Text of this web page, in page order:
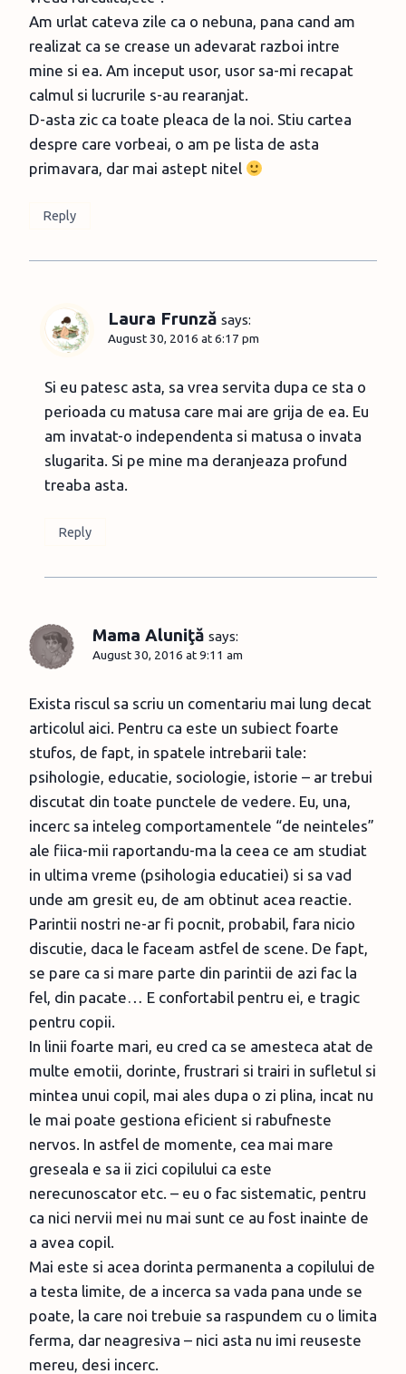
Am urlat cateva zile ca o nebuna, pana cand am
realizat ca se crease un adevarat razboi intre
mine si ea. Am inceput usor, usor sa-mi recapat
calmul si lucrurile s-au rearanjat.
D-asta zic ca toate pleaca de la noi. Stiu cartea
despre care vorbeai, o am pe lista de asta
primavara, dar mai astept nitel
Reply
Laura Frunză says:
August 30, 2016 at 6:17 pm
Si eu patesc asta, sa vrea servita dupa ce sta o
perioada cu matusa care mai are grija de ea. Eu
am invatat-o independenta si matusa o invata
slugarita. Si pe mine ma deranjeaza profund
treaba asta.
Reply
Mama Aluniţă says:
August 30, 2016 at 9:11 am
Exista riscul sa scriu un comentariu mai lung decat
articolul aici. Pentru ca este un subiect foarte
stufos, de fapt, in spatele intrebarii tale:
psihologie, educatie, sociologie, istorie – ar trebui
discutat din toate punctele de vedere. Eu, una,
incerc sa inteleg comportamentele “de neinteles”
ale fiica-mii raportandu-ma la ceea ce am studiat
in ultima vreme (psihologia educatiei) si sa vad
unde am gresit eu, de am obtinut acea reactie.
Parintii nostri ne-ar fi pocnit, probabil, fara nicio
discutie, daca le faceam astfel de scene. De fapt,
se pare ca si mare parte din parintii de azi fac la
fel, din pacate… E confortabil pentru ei, e tragic
pentru copii.
In linii foarte mari, eu cred ca se amesteca atat de
multe emotii, dorinte, frustrari si trairi in sufletul si
mintea unui copil, mai ales dupa o zi plina, incat nu
le mai poate gestiona eficient si rabufneste
nervos. In astfel de momente, cea mai mare
greseala e sa ii zici copilului ca este
nerecunoscator etc. – eu o fac sistematic, pentru
ca nici nervii mei nu mai sunt ce au fost inainte de
a avea copil.
Mai este si acea dorinta permanenta a copilului de
a testa limite, de a incerca sa vada pana unde se
poate, la care noi trebuie sa raspundem cu o limita
ferma, dar neagresiva – nici asta nu imi reuseste
mereu, desi incerc.